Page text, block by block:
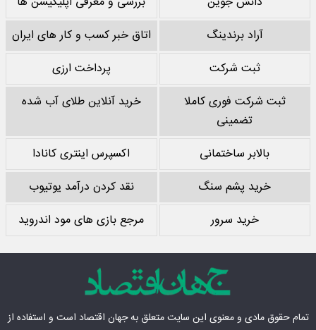
آراد برندینگ
اتاق خبر کسب و کار های ایران
ثبت شرکت
پرداخت ارزی
ثبت شرکت فوری کاملا
تضمینی
خرید آنلاین طلای آب شده
بالابر ساختمانی
اکسپرس اینتری کانادا
خرید پشم سنگ
نقد کردن درآمد یوتیوب
خرید سرور
مرجع بازی های مود اندروید
تمام حقوق مادی‌ و معنوی این سایت متعلق بهجهان اقتصاد است و استفاده از